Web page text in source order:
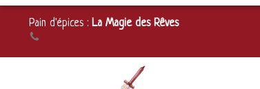
Pain d'épices : La Magie des Rêves